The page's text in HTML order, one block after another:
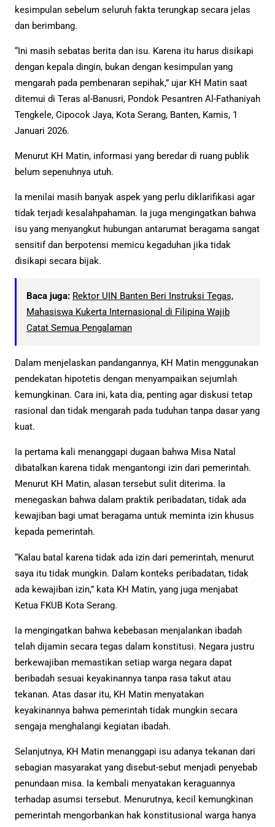
kesimpulan sebelum seluruh fakta terungkap secara jelas
dan berimbang.
“Ini masih sebatas berita dan isu. Karena itu harus disikapi
dengan kepala dingin, bukan dengan kesimpulan yang
mengarah pada pembenaran sepihak,” ujar KH Matin saat
ditemui di Teras al-Banusri, Pondok Pesantren Al-Fathaniyah
Tengkele, Cipocok Jaya, Kota Serang, Banten, Kamis, 1
Januari 2026.
Menurut KH Matin, informasi yang beredar di ruang publik
belum sepenuhnya utuh.
Ia menilai masih banyak aspek yang perlu diklarifikasi agar
tidak terjadi kesalahpahaman. Ia juga mengingatkan bahwa
isu yang menyangkut hubungan antarumat beragama sangat
sensitif dan berpotensi memicu kegaduhan jika tidak
disikapi secara bijak.
Baca juga: Rektor UIN Banten Beri Instruksi Tegas,
Mahasiswa Kukerta Internasional di Filipina Wajib
Catat Semua Pengalaman
Dalam menjelaskan pandangannya, KH Matin menggunakan
pendekatan hipotetis dengan menyampaikan sejumlah
kemungkinan. Cara ini, kata dia, penting agar diskusi tetap
rasional dan tidak mengarah pada tuduhan tanpa dasar yang
kuat.
Ia pertama kali menanggapi dugaan bahwa Misa Natal
dibatalkan karena tidak mengantongi izin dari pemerintah.
Menurut KH Matin, alasan tersebut sulit diterima. Ia
menegaskan bahwa dalam praktik peribadatan, tidak ada
kewajiban bagi umat beragama untuk meminta izin khusus
kepada pemerintah.
“Kalau batal karena tidak ada izin dari pemerintah, menurut
saya itu tidak mungkin. Dalam konteks peribadatan, tidak
ada kewajiban izin,” kata KH Matin, yang juga menjabat
Ketua FKUB Kota Serang.
Ia mengingatkan bahwa kebebasan menjalankan ibadah
telah dijamin secara tegas dalam konstitusi. Negara justru
berkewajiban memastikan setiap warga negara dapat
beribadah sesuai keyakinannya tanpa rasa takut atau
tekanan. Atas dasar itu, KH Matin menyatakan
keyakinannya bahwa pemerintah tidak mungkin secara
sengaja menghalangi kegiatan ibadah.
Selanjutnya, KH Matin menanggapi isu adanya tekanan dari
sebagian masyarakat yang disebut-sebut menjadi penyebab
penundaan misa. Ia kembali menyatakan keraguannya
terhadap asumsi tersebut. Menurutnya, kecil kemungkinan
pemerintah mengorbankan hak konstitusional warga hanya